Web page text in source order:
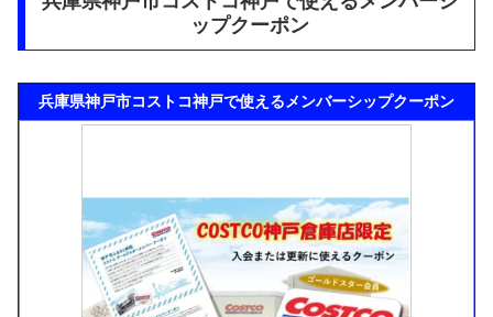
ップクーポン
兵庫県神戸市コストコ神戸で使えるメンバーシップクーポン